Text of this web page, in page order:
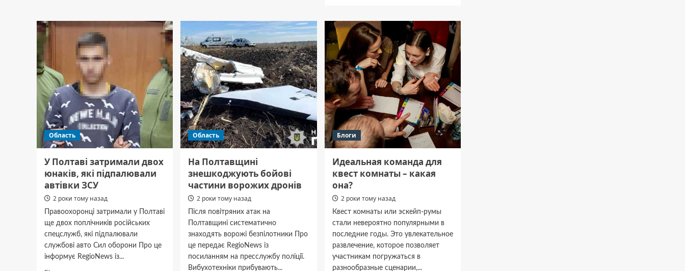
водій
переході
чотирьох
відключення
електрики
Євген
Дикань
знепритомнів
час
слідчих
дій
Бюро
економічної
безпеки
Область
У Полтаві затримали двох
юнаків, які підпалювали
автівки ЗСУ
2 роки тому назад
Правоохоронці затримали у Полтаві
ще двох поплічників російських
спецслужб, які підпалювали
службові авто Сил оборони Про це
інформує RegioNews із...
Область
На Полтавщині
знешкоджують бойові
частини ворожих дронів
2 роки тому назад
Після повітряних атак на
Полтавщині систематично
знаходять ворожі безпілотники Про
це передає RegioNews із
посиланням на пресслужбу поліції.
Вибухотехніки прибувають...
Блоги
Идеальная команда для
квест комнаты – какая
она?
2 роки тому назад
Квест комнаты или эскейп-румы
стали невероятно популярными в
последние годы. Это увлекательное
развлечение, которое позволяет
участникам погружаться в
разнообразные сценарии,...